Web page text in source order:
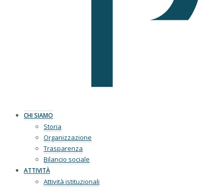
CHI SIAMO
Storia
Organizzazione
Trasparenza
Bilancio sociale
ATTIVITÀ
Attività istituzionali